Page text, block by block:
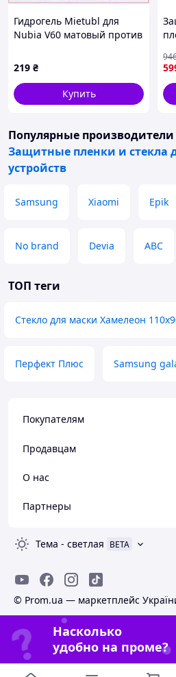
Гидрогель Mietubl для
Nubia V60 матовый против
219 ₴
Купить
Популярные производители
Защитные пленки и стекла
устройств
Samsung Xiaomi Epik
No brand Devia ABC
ТОП теги
Стекло для маски Хамелеон
Перфект Плюс Samsung
Покупателям
Продавцам
О нас
Партнеры
Тема - светлая BETA
© Prom.ua — маркетплейс
Насколько
удобно на проме?